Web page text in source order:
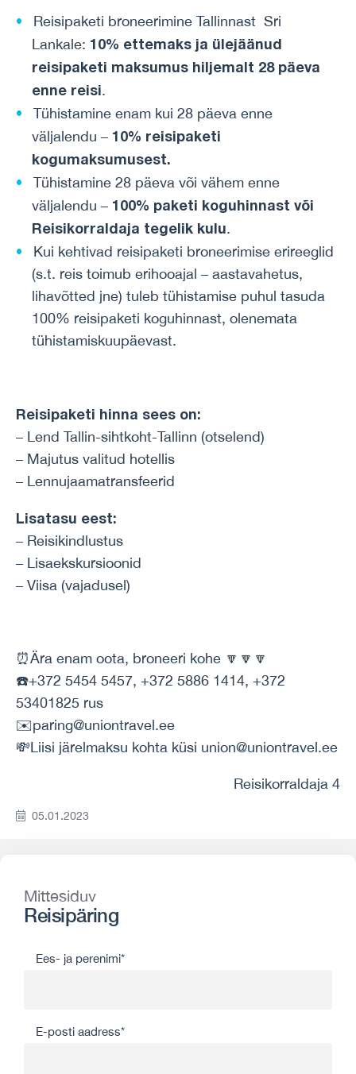
Reisipaketi broneerimine Tallinnast Sri
Lankale: 10% ettemaks ja ülejäänud
reisipaketi maksumus hiljemalt 28 päeva
enne reisi.
Tühistamine enam kui 28 päeva enne
väljalendu – 10% reisipaketi
kogumaksumusest.
Tühistamine 28 päeva või vähem enne
väljalendu – 100% paketi koguhinnast või
Reisikorraldaja tegelik kulu.
Kui kehtivad reisipaketi broneerimise erireeglid
(s.t. reis toimub erihooajal – aastavahetus,
lihavõtted jne) tuleb tühistamise puhul tasuda
100% reisipaketi koguhinnast, olenemata
tühistamiskuupäevast.
Reisipaketi hinna sees on:
– Lend Tallin-sihtkoht-Tallinn (otselend)
– Majutus valitud hotellis
– Lennujaamatransfeerid
Lisatasu eest:
– Reisikindlustus
– Lisaekskursioonid
– Viisa (vajadusel)
⏰Ära enam oota, broneeri kohe 🔽🔽🔽
☎️+372 5454 5457, +372 5886 1414, +372
53401825 rus
✉️paring@uniontravel.ee
💸Liisi järelmaksu kohta küsi union@uniontravel.ee
Reisikorraldaja 4
05.01.2023
Mittesiduv
Reisipäring
Ees- ja perenimi*
E-posti aadress*